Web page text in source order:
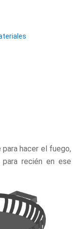
para hacer el fuego,
recién en ese